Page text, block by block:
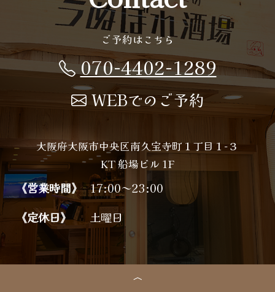
ご予約はこちら
070-4402-1289
WEBでのご予約
大阪府大阪市中央区南久宝寺町１丁目１−３
KT 船場ビル 1F
《営業時間》 17:00～23:00
《定休日》 土曜日